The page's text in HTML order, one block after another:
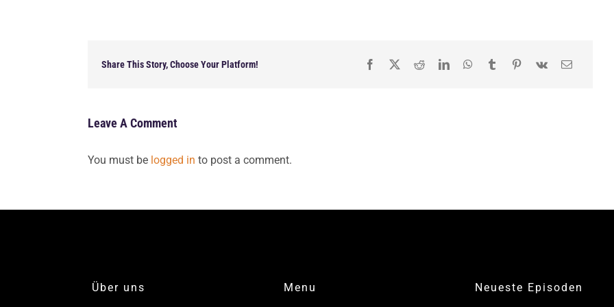
Share This Story, Choose Your Platform!
Leave A Comment
You must be logged in to post a comment.
Über uns Menu Neueste Episoden